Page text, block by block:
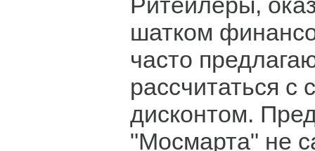
шатком
часто
рассчитаться с
дисконтом.
"Мосмарта" не